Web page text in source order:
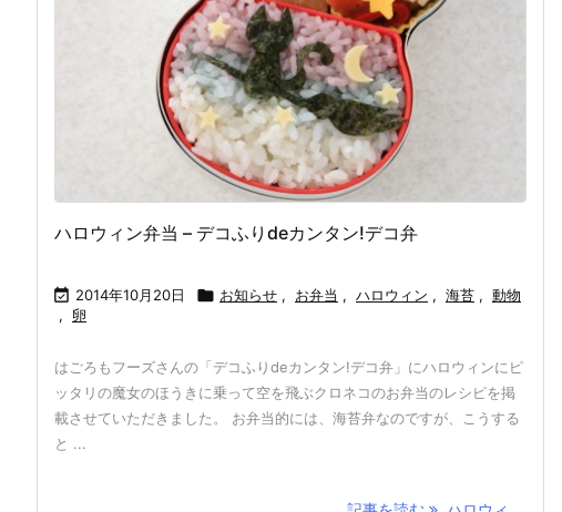
ハロウィン弁当 – デコふりdeカンタン!デコ弁
 2014年10月20日  お知らせ , お弁当 , ハロウィン , 海苔 , 動物
,
卵
はごろもフーズさんの「デコふりdeカンタン!デコ弁」にハロウィンにピ
ッタリの魔女のほうきに乗って空を飛ぶクロネコのお弁当のレシピを掲
載させていただきました。 お弁当的には、海苔弁なのですが、こうする
と ...